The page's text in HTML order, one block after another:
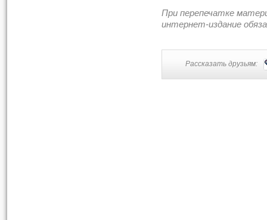
При перепечатке
интернет-издание
Рассказать друзьям: